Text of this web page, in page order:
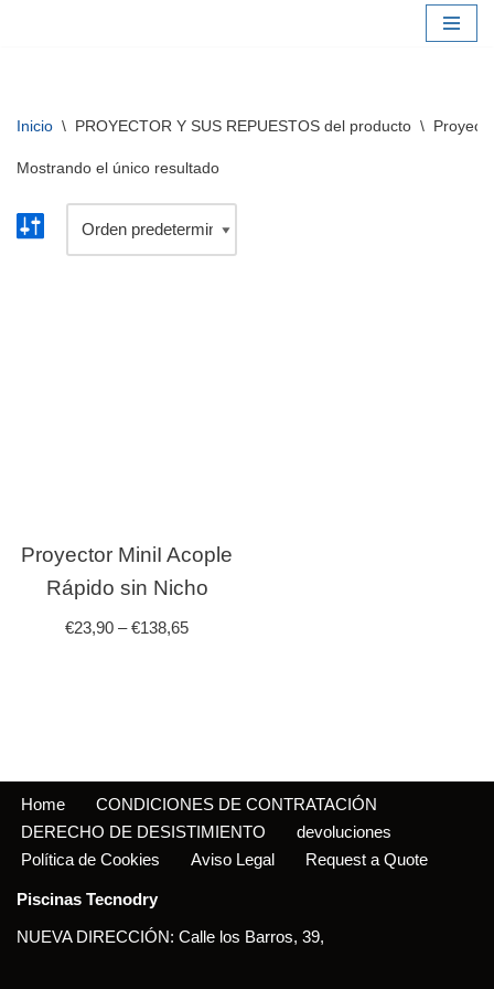
Inicio \ PROYECTOR Y SUS REPUESTOS del producto \
Mostrando el único resultado
Proyector MiniI Acople
Rápido sin Nicho
€23,90 –€138,65
Home
CONDICIONES DE CONTRATACIÓN
DERECHO DE DESISTIMIENTO
devoluciones
Política de Cookies
Aviso Legal Request a Quote
Piscinas Tecnodry
NUEVA DIRECCIÓN: Calle los Barros, 39,